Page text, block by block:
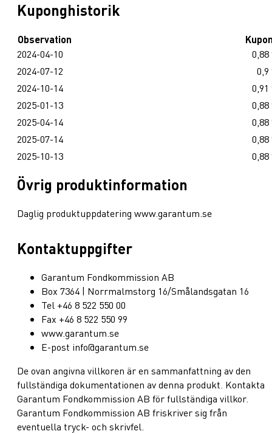
Kuponghistorik
Observation
2024-04-10
0,88
2024-07-12
0,9
2024-10-14
0,91
2025-01-13
0,88
2025-04-14
0,88
2025-07-14
0,88
2025-10-13
0,88
Övrig produktinformation
Daglig produktuppdatering www.garantum.se
Kontaktuppgifter
Garantum Fondkommission AB
Box 7364 | Norrmalmstorg 16/Smålandsgatan 16
Tel +46 8 522 550 00
Fax +46 8 522 550 99
www.garantum.se
E-post info@garantum.se
De ovan angivna villkoren är en sammanfattning av den
fullständiga dokumentationen av denna produkt. Kontakta
Garantum Fondkommission AB för fullständiga villkor.
Garantum Fondkommission AB friskriver sig från
eventuella tryck- och skrivfel.